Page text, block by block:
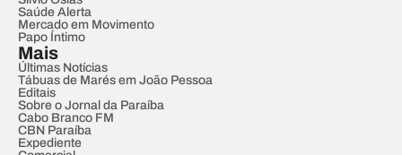
Saúde Alerta
Mercado em Movimento
Papo Íntimo
Mais
Últimas Notícias
Tábuas de Marés em João Pessoa
Editais
Sobre o Jornal da Paraíba
Cabo Branco FM
CBN Paraíba
Expediente